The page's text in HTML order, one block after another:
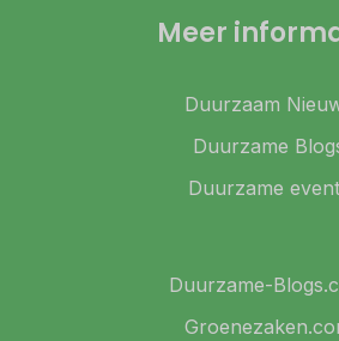
Meer
Duurzaam
Duurzame
Duurzame
Duurzame-